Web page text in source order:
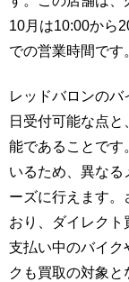
10月は10:00から
での営業時間です
レッドバロンの
日受付可能な点
能であることです
いるため、異なる
ーズに行えます。
おり、ダイレクト
支払い中のバイク
クも買取の対象と